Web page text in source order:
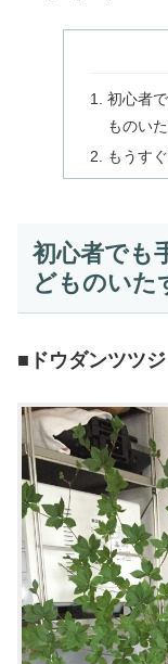
初心者
ものい
もうす
初心者でも
どものいた
■ドウダンツツジ